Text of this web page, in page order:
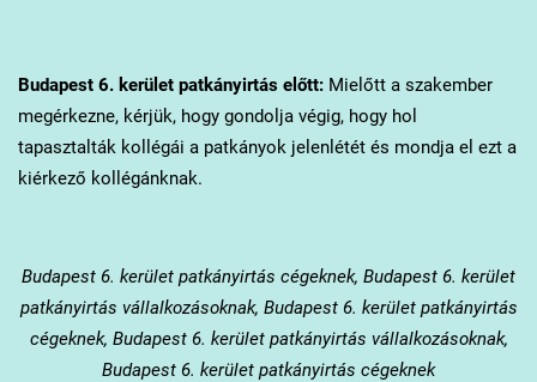
Budapest 6. kerületpatkányirtás előtt:Mielőtt a szakember
megérkezne, kérjük, hogy gondolja végig, hogy hol
tapasztalták kollégái a patkányok jelenlétét és mondja el ezt a
kiérkező kollégánknak.
Budapest 6. kerület patkányirtás cégeknek, Budapest 6. kerület
patkányirtás vállalkozásoknak, Budapest 6. kerület patkányirtás
cégeknek, Budapest 6. kerület patkányirtás vállalkozásoknak,
Budapest 6. kerület patkányirtás cégeknek